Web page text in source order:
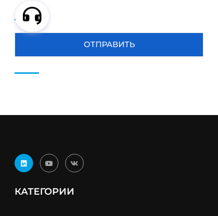
КАТЕГОРИИ